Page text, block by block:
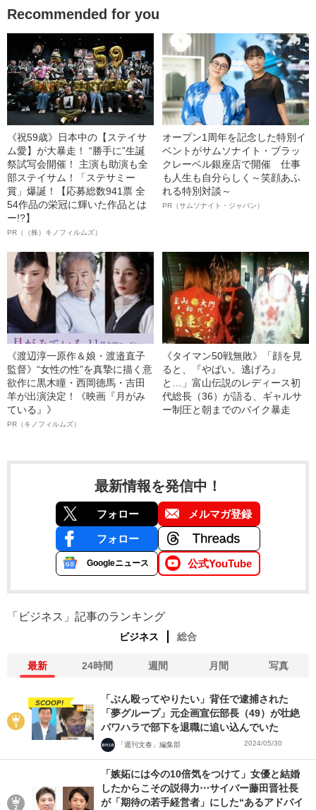
Recommended for you
《祝59歳》日本中の【ステイサ
ム愛】が大暴走！ “勝手に”生誕
祭試写会開催！ 主演も助演も全
部ステイサム！「ステサミー
賞」爆誕！【応募総数941票 全
54作品の栄冠に輝いた作品とは
ー!?】
PR（（株）キノフィルムズ）
オープン1周年を記念した特別イ
ベントがサムソナイト・ブラッ
クレーベル銀座店で開催 仕事
も人生も自分らしく～笑顔あふ
れる特別対談～
PR（サムソナイト・ジャパン）
《渡辺淳一原作＆娘・渡邉直子
監督》“女性の性”を真摯に描く意
欲作に黒木瞳・西岡德馬・吉田
羊が出演決定！《映画『月がみ
ている』》
PR（キノフィルムズ）
《タイマン50戦無敗》「顔を見
ると、『やばい。逃げろ』
と…」富山伝説のレディース初
代総長（36）が語る、ギャルサ
ー制圧と朝までのバイク暴走
最新情報を発信中！
フォロー メルマガ登録
フォロー
Googleニュース 公式YouTube
「ビジネス」記事のランキング
ビジネス 総合
最新 24時間 週間 月間 写真
SCOOP!
「ぶん殴ってやりたい」背任で逮捕された
「夢グループ」元企画宣伝部長（49）が壮絶
パワハラで部下を退職に追い込んでいた
「週刊文春」編集部 2024/05/30
「嫉妬には今の10倍気をつけて」女優と結婚
したからこその説得力⋯サイバー藤田晋社長
が「期待の若手経営者」にした“あるアドバイ